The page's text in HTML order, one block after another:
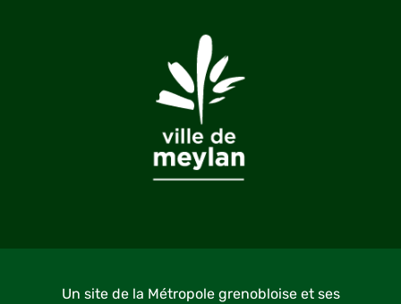
Un site de la Métropole grenobloise et ses